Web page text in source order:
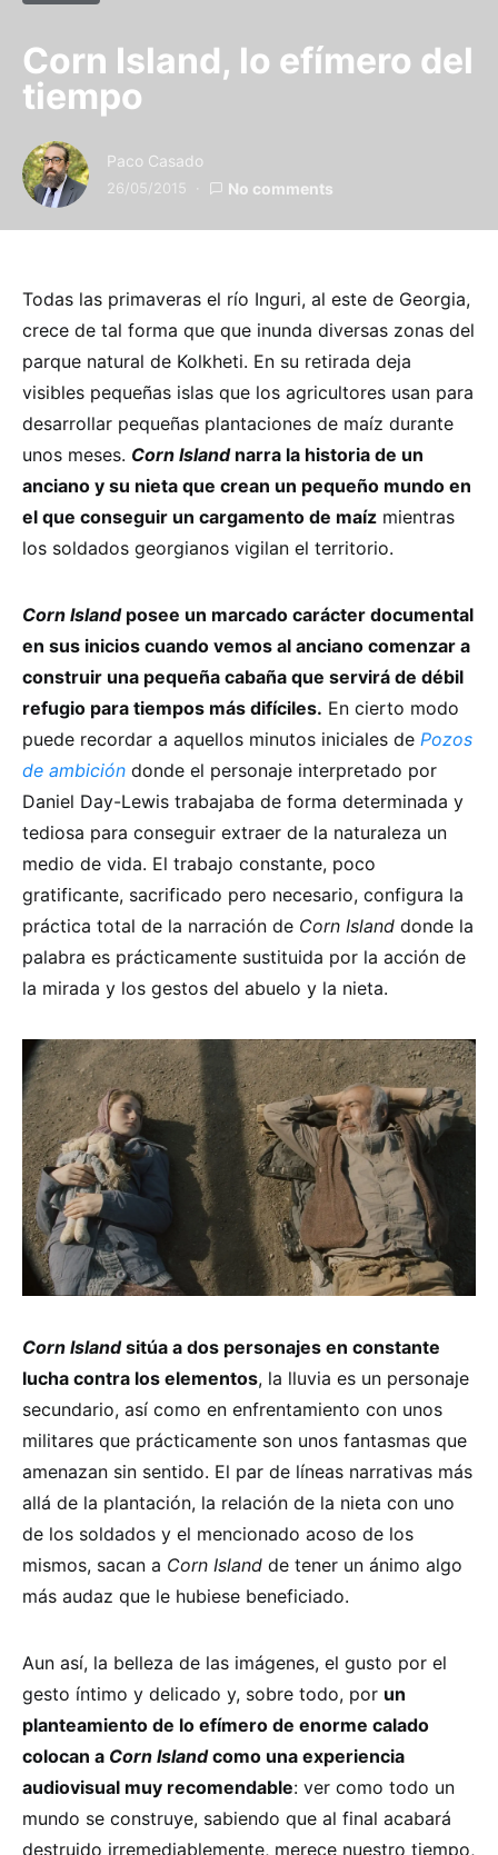
Corn Island, lo efímero del
tiempo
Paco Casado
26/05/2015 No comments
Todas las primaveras el río Inguri, al este de Georgia,
crece de tal forma que que inunda diversas zonas del
parque natural de Kolkheti. En su retirada deja
visibles pequeñas islas que los agricultores usan para
desarrollar pequeñas plantaciones de maíz durante
unos meses. Corn Islandnarra la historia de un
anciano y su nieta que crean un pequeño mundo en
el que conseguir un cargamento de maíz mientras
los soldados georgianos vigilan el territorio.
Corn Island posee un marcado carácter documental
en sus inicios cuando vemos al anciano comenzar a
construir una pequeña cabaña que servirá de débil
refugio para tiempos más difíciles. En cierto modo
puede recordar a aquellos minutos iniciales de Pozos
de ambición donde el personaje interpretado por
Daniel Day-Lewis trabajaba de forma determinada y
tediosa para conseguir extraer de la naturaleza un
medio de vida. El trabajo constante, poco
gratificante, sacrificado pero necesario, configura la
práctica total de la narración de Corn Island donde la
palabra es prácticamente sustituida por la acción de
la mirada y los gestos del abuelo y la nieta.
Corn Islandsitúa a dos personajes en constante
lucha contra los elementos, la lluvia es un personaje
secundario, así como en enfrentamiento con unos
militares que prácticamente son unos fantasmas que
amenazan sin sentido. El par de líneas narrativas más
allá de la plantación, la relación de la nieta con uno
de los soldados y el mencionado acoso de los
mismos, sacan a Corn Island de tener un ánimo algo
más audaz que le hubiese beneficiado.
Aun así, la belleza de las imágenes, el gusto por el
gesto íntimo y delicado y, sobre todo, por un
planteamiento de lo efímero de enorme calado
colocan a Corn Islandcomo una experiencia
audiovisual muy recomendable: ver como todo un
mundo se construye, sabiendo que al final acabará
destruido irremediablemente, merece nuestro tiempo,